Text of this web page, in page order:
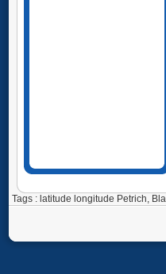
Tags : latitude longitude Petrich,